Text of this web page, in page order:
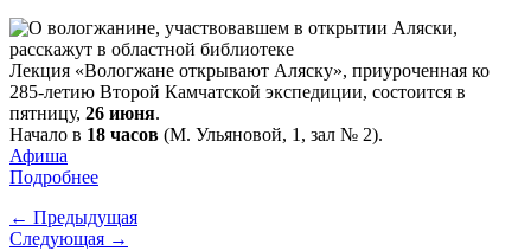
Лекция «Вологжане открывают Аляску», приуроченная ко
285-летию Второй Камчатской экспедиции, состоится в
пятницу, 26 июня.
Начало в 18 часов (М. Ульяновой, 1, зал № 2).
Афиша
Подробнее
← Предыдущая
Следующая →